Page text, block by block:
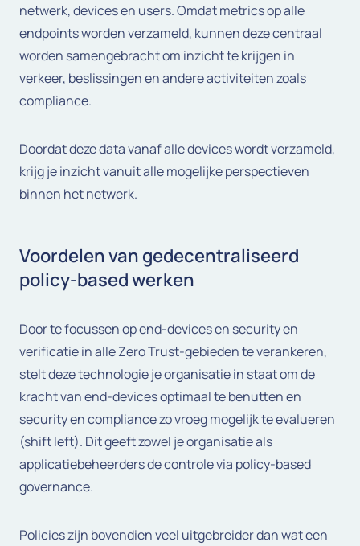
netwerk, devices en users. Omdat metrics op alle
endpoints worden verzameld, kunnen deze centraal
worden samengebracht om inzicht te krijgen in
verkeer, beslissingen en andere activiteiten zoals
compliance.
Doordat deze data vanaf alle devices wordt verzameld,
krijg je inzicht vanuit alle mogelijke perspectieven
binnen het netwerk.
Voordelen van gedecentraliseerd
policy-based werken
Door te focussen op end-devices en security en
verificatie in alle Zero Trust-gebieden te verankeren,
stelt deze technologie je organisatie in staat om de
kracht van end-devices optimaal te benutten en
security en compliance zo vroeg mogelijk te evalueren
(shift left). Dit geeft zowel je organisatie als
applicatiebeheerders de controle via policy-based
governance.
Policies zijn bovendien veel uitgebreider dan wat een